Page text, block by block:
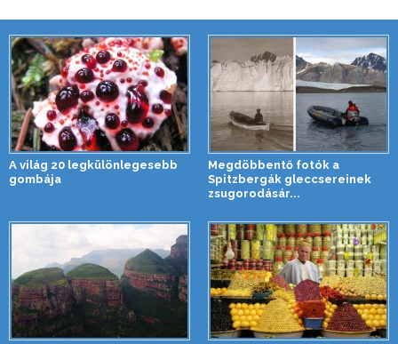
A világ 20 legkülönlegesebb
gombája
Megdöbbentő fotók a
Spitzbergák gleccsereinek
zsugorodásár...